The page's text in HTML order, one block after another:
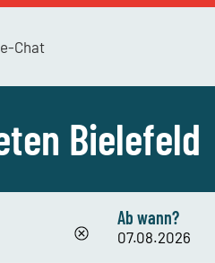
Chat
Bielefeld
Ab wann?